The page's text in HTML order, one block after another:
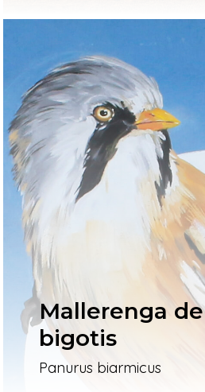
Mallerenga de
bigotis
Panurus biarmicus